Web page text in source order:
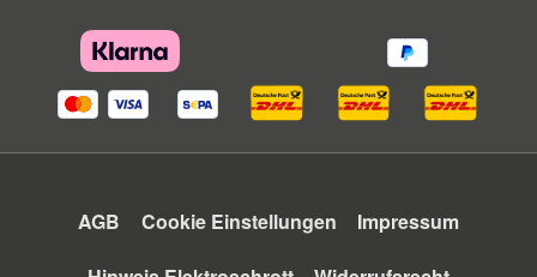
AGB Cookie Einstellungen Impressum